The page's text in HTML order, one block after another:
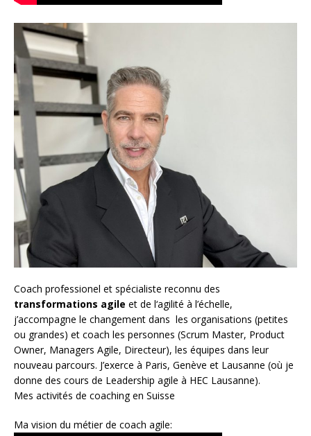
Coach professionel et spécialiste reconnu des
transformations agile et de l‘agilité à l’échelle,
j’accompagne le changement dans les organisations (petites
ou grandes) et coach les personnes (Scrum Master, Product
Owner, Managers Agile, Directeur), les équipes dans leur
nouveau parcours. J’exerce à Paris, Genève et Lausanne (où je
donne des cours de Leadership agile à HEC Lausanne).
Mes activités de coaching en Suisse
Ma vision du métier de coach agile: